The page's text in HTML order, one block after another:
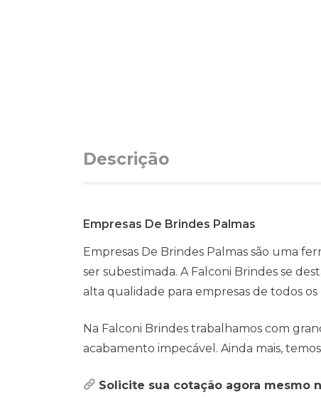
Descrição
Empresas De Brindes Palmas
Empresas De Brindes Palmas são uma
ser subestimada. A Falconi Brindes se
alta qualidade para empresas de todos os
Na Falconi Brindes trabalhamos com
acabamento impecável. Ainda mais,
Solicite sua cotação agora mesmo